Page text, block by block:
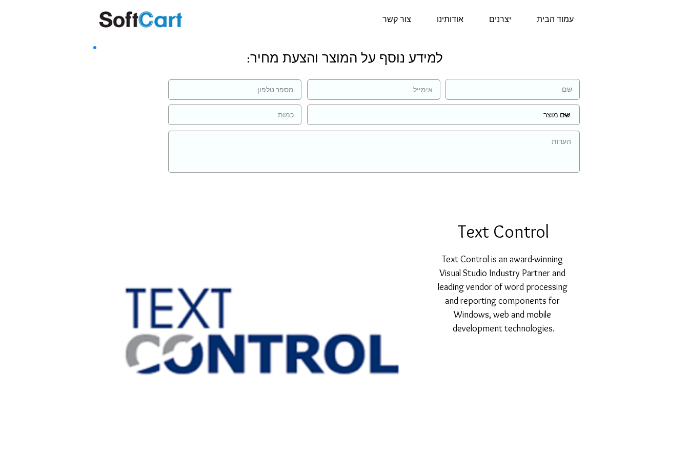
עמוד הבית יצרנים אודותינו צור קשר
למידע נוסף על המוצר והצעת מחיר:
Text Control
Text Control is an award-winning
Visual Studio Industry Partner and
leading vendor of word processing
and reporting components for
Windows, web and mobile
development technologies.